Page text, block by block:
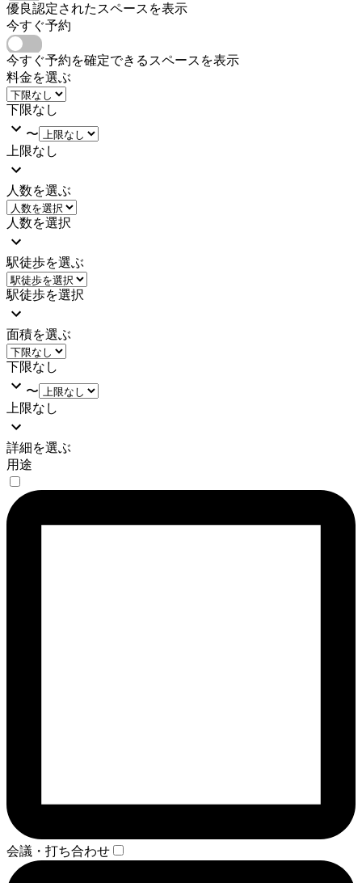
優良認定されたスペースを表示
今すぐ予約
今すぐ予約を確定できるスペースを表示
料金を選ぶ
下限なし
〜
上限なし
人数を選ぶ
人数を選択
駅徒歩を選ぶ
駅徒歩を選択
面積を選ぶ
下限なし
〜
上限なし
詳細を選ぶ
用途
会議・打ち合わせ